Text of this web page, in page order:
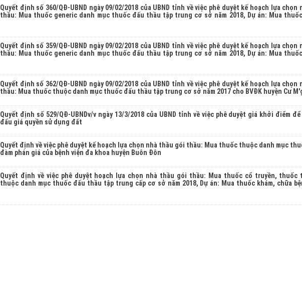
Quyết định số 360/QĐ-UBND ngày 09/02/2018 của UBND tỉnh về việc phê duyệt kế hoạch lựa chọn
thầu: Mua thuốc generic danh mục thuốc đấu thầu tập trung cơ sở năm 2018, Dự án: Mua
Quyết định số 359/QĐ-UBND ngày 09/02/2018 của UBND tỉnh về việc phê duyệt kế hoạch lựa chọn
thầu: Mua thuốc generic danh mục thuốc đấu thầu tập trung cơ sở năm 2018, Dự án: Mua
Quyết định số 362/QĐ-UBND ngày 09/02/2018 của UBND tỉnh về việc phê duyệt kế hoạch lựa chọn
thầu: Mua thuốc thuộc danh mục thuốc đấu thầu tập trung cơ sở năm 2017 cho BVĐK huyện Cư
Quyết định số 529/QĐ-UBNDv/v ngày 13/3/2018 của UBND tỉnh về việc phê duyệt giá khởi điểm
đấu giá quyền sử dụng đất
Quyết định về việc phê duyệt kế hoạch lựa chọn nhà thầu gói thầu: Mua thuốc thuộc danh mục
đàm phán giá của bệnh viện đa khoa huyện Buôn Đôn
Quyết định về việc phê duyệt hoạch lựa chọn nhà thầu gói thầu: Mua thuốc cổ truyền, thuốc
thuộc danh mục thuốc đấu thầu tập trung cấp cơ sở năm 2018, Dự án: Mua thuốc khám, chữa